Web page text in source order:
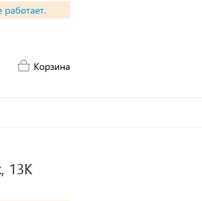
Корзина
13K